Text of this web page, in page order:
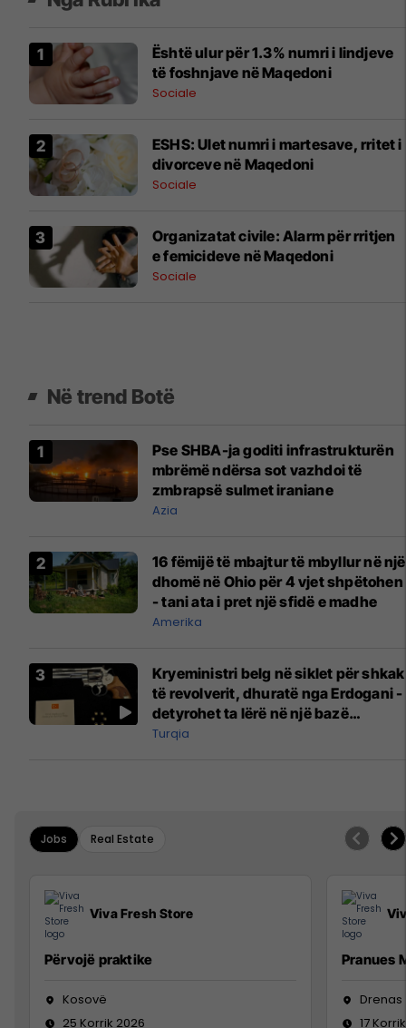
Është ulur për 1.3% numri i lindjeve
të foshnjave në Maqedoni
Sociale
ESHS: Ulet numri i martesave, rritet i
divorceve në Maqedoni
Sociale
Organizatat civile: Alarm për rritjen
e femicideve në Maqedoni
Sociale
Në trend Botë
Pse SHBA-ja goditi infrastrukturën
mbrëmë ndërsa sot vazhdoi të
zmbrapsë sulmet iraniane
Azia
16 fëmijë të mbajtur të mbyllur në një
dhomë në Ohio për 4 vjet shpëtohen
- tani ata i pret një sfidë e madhe
Amerika
Kryeministri belg në siklet për shkak
të revolverit, dhuratë nga Erdogani -
detyrohet ta lërë në një bazë
ushtarake
Turqia
Jobs Real Estate
Viva Fresh Store
Përvojë praktike
Kosovë
25 Korrik 2026
Pranues
Drenas
17